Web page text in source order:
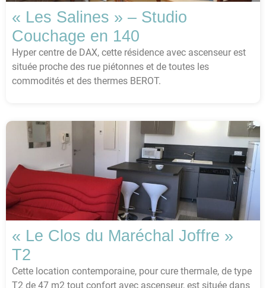
« Les Salines » – Studio
Couchage en 140
Hyper centre de DAX, cette résidence avec ascenseur est
située proche des rue piétonnes et de toutes les
commodités et des thermes BEROT.
« Le Clos du Maréchal Joffre »
T2
Cette location contemporaine, pour cure thermale, de type
T2 de 47 m2 tout confort avec ascenseur, est située dans